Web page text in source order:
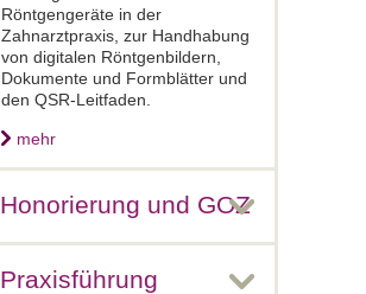
Röntgengeräte in der
Zahnarztpraxis, zur Handhabung
von digitalen Röntgenbildern,
Dokumente und Formblätter und
den QSR-Leitfaden.
mehr
Honorierung und GOZ
Praxisführung